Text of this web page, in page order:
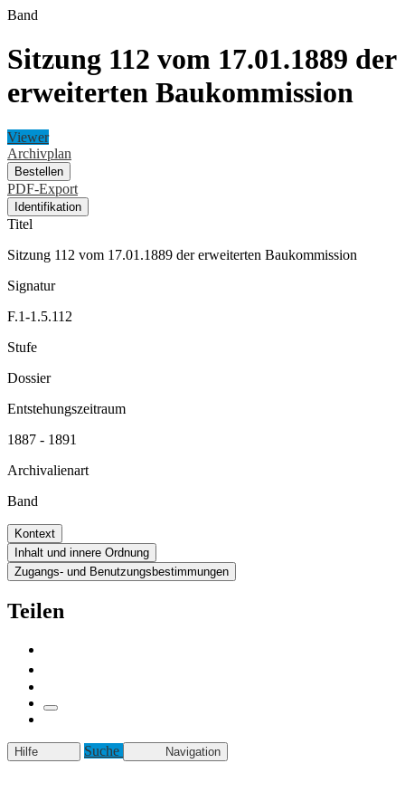
Band
Sitzung 112 vom 17.01.1889 der
erweiterten Baukommission
Viewer
Archivplan
Bestellen
PDF-Export
Identifikation
Titel
Sitzung 112 vom 17.01.1889 der erweiterten Baukommission
Signatur
F.1-1.5.112
Stufe
Dossier
Entstehungszeitraum
1887 - 1891
Archivalienart
Band
Kontext
Inhalt und innere Ordnung
Zugangs- und Benutzungsbestimmungen
Teilen
Hilfe Suche Navigation